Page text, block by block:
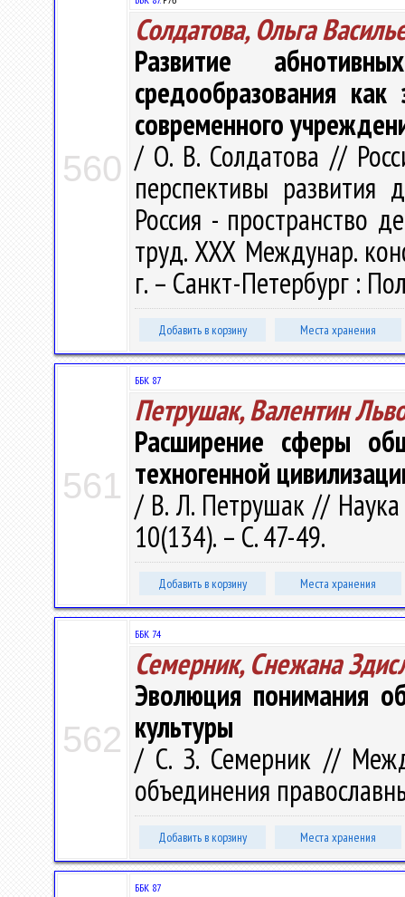
560
Солдатова, Ольга
Развитие
средообразования как
современного
/ О. В. Солдатова //
перспективы развития
Россия - пространство
труд. ХХХ Междунар.
г. – Санкт-Петербург :
Добавить в корзину Места хранения
561
ББК 87
Петрушак, Валентин
Расширение сферы
техногенной
/ В. Л. Петрушак //
10(134). – С. 47-49.
Добавить в корзину Места хранения
562
ББК 74
Семерник, Снежана
Эволюция понимания
культуры
/ С. З. Семерник //
объединения
Добавить в корзину Места хранения
ББК 87